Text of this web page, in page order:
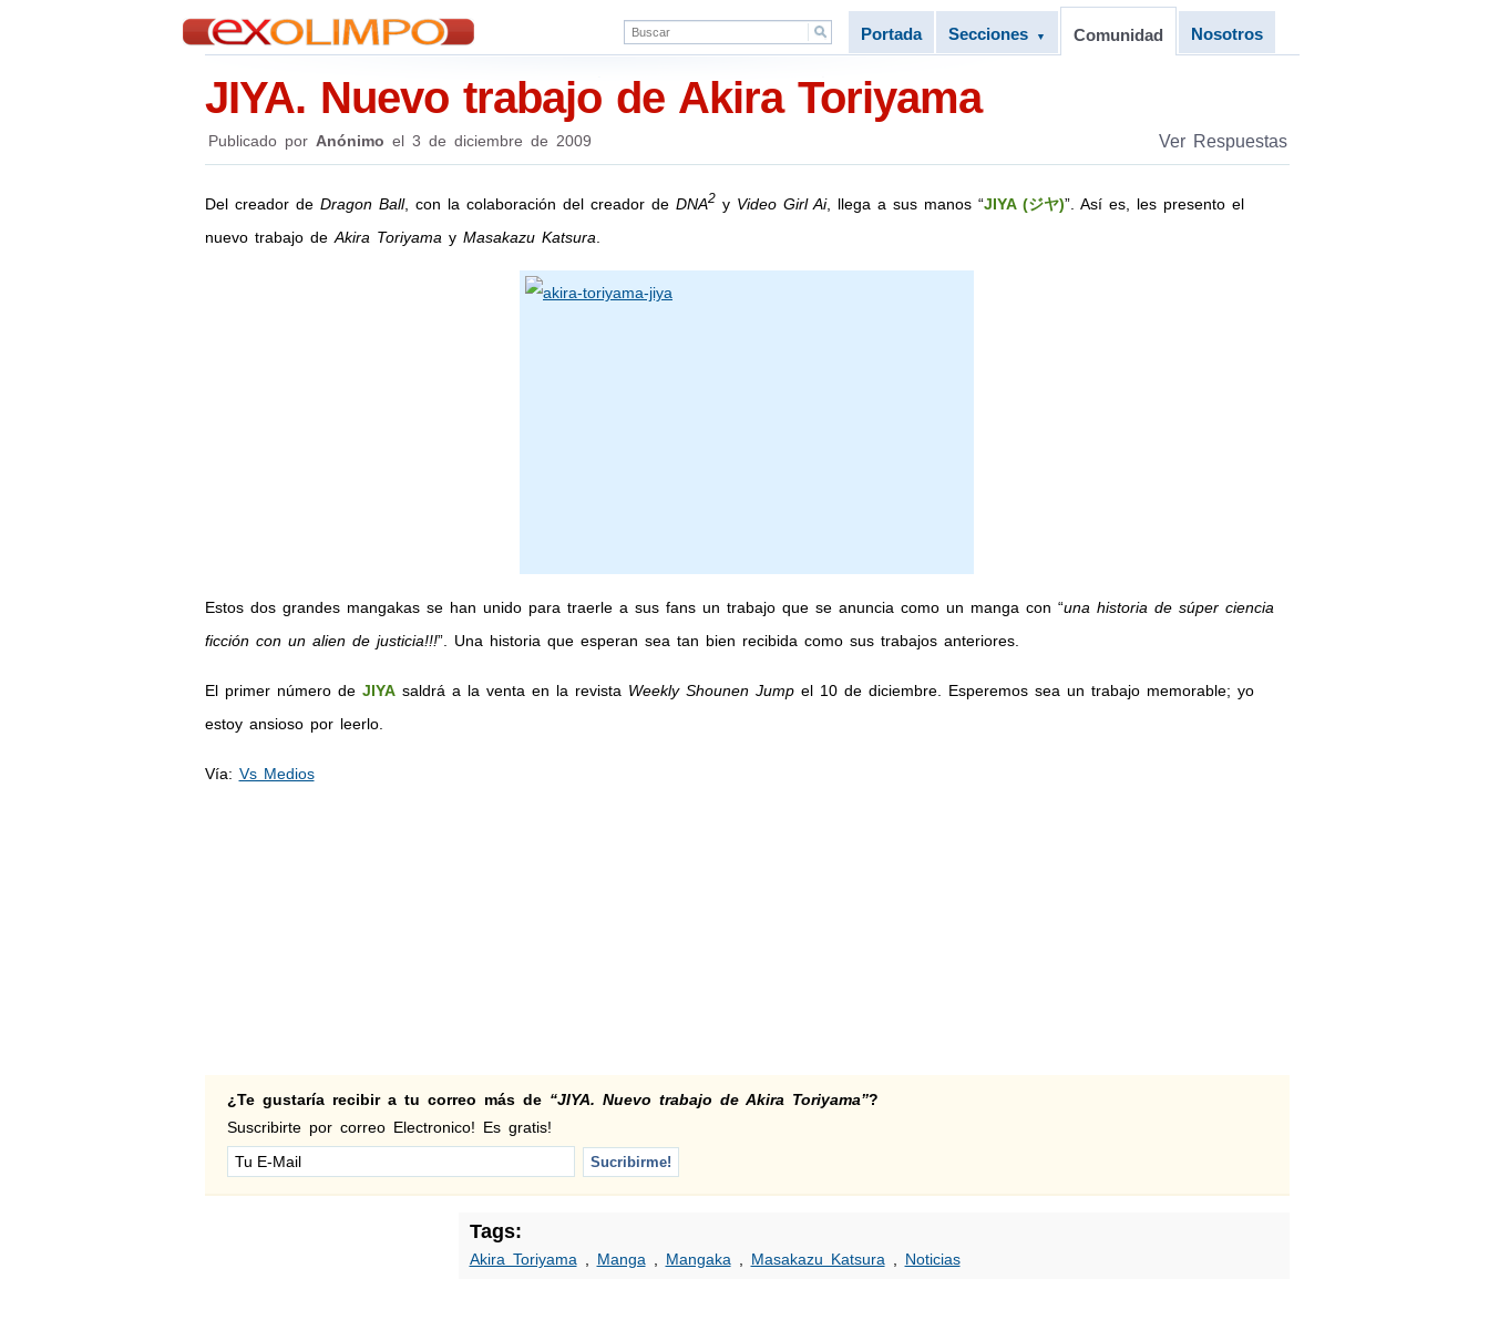
Portada Secciones ▼ Comunidad Nosotros
JIYA. Nuevo trabajo de Akira Toriyama
Publicado por Anónimo el 3 de diciembre de 2009 Ver Respuestas
Del creador de Dragon Ball, con la colaboración del creador de DNA2 y Video Girl Ai, llega a sus manos “JIYA (ジヤ)”. Así es, les presento el
nuevo trabajo de Akira Toriyama y Masakazu Katsura
Estos dos grandes mangakas se han unido para traerle a sus fans un trabajo que se anuncia como un manga con “una historia de súper ciencia
ficción con un alien de justicia!!!”. Una historia que esperan sea tan bien recibida como sus trabajos anteriores.
El primer número de JIYAsaldrá a la venta en la revista Weekly Shounen Jumpel 10 de diciembre. Esperemos sea un trabajo memorable; yo
estoy ansioso por leerlo.
Vía: Vs Medios
¿Te gustaría recibir a tu correo más de “JIYA. Nuevo trabajo de Akira Toriyama”?
Suscribirte por correo Electronico! Es gratis!
Tags:
Akira Toriyama Manga Mangaka Masakazu Katsura Noticias